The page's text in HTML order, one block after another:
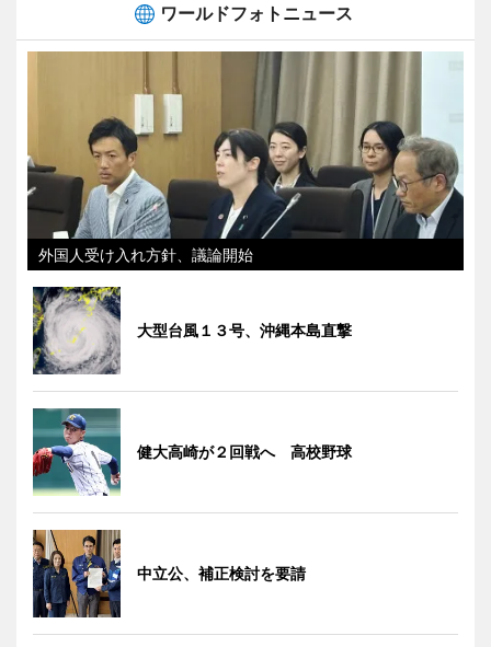
ワールドフォトニュース
外国人受け入れ方針、議論開始
大型台風１３号、沖縄本島直撃
健大高崎が２回戦へ 高校野球
中立公、補正検討を要請